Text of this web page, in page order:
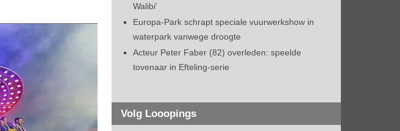
Walibi'
Europa-Park schrapt speciale vuurwerkshow in
waterpark vanwege droogte
Acteur Peter Faber (82) overleden: speelde
tovenaar in Efteling-serie
Volg Looopings